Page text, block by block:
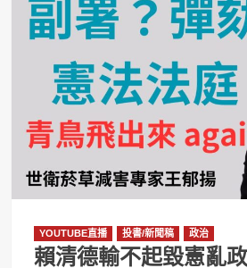
YOUTUBE直播 投書/新聞稿 政治
賴清德輸不起毀憲亂